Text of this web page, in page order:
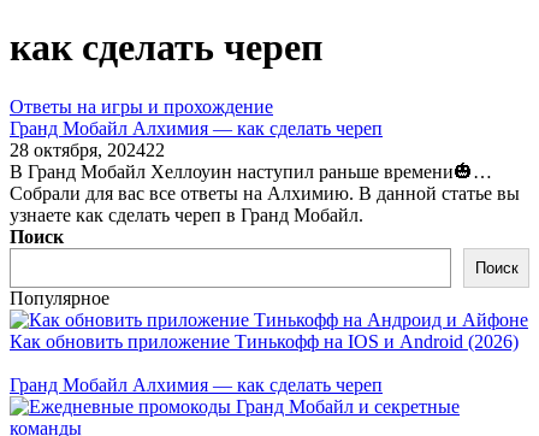
как сделать череп
Ответы на игры и прохождение
Гранд Мобайл Алхимия — как сделать череп
28 октября, 202422
В Гранд Мобайл Хеллоуин наступил раньше времени🎃…
Собрали для вас все ответы на Алхимию. В данной статье вы
узнаете как сделать череп в Гранд Мобайл.
Поиск
Поиск
Популярное
Как обновить приложение Тинькофф на IOS и Android (2026)
Гранд Мобайл Алхимия — как сделать череп